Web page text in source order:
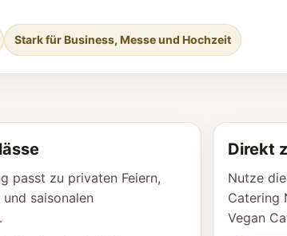
Stark für Business, Messe und Hochzeit
passt zu privaten Feiern,
saisonalen
Direkt
Nutze
Catering
Vegan